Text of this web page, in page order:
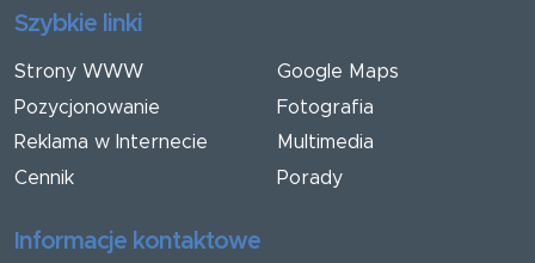
Szybkie linki
Strony WWW
Pozycjonowanie
Reklama w Internecie
Cennik
Google Maps
Fotografia
Multimedia
Porady
Informacje kontaktowe